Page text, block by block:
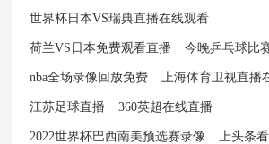
世界杯日本VS瑞典直播在线观看
荷兰VS日本免费观看直播 今晚乒乓球比
nba全场录像回放免费 上海体育卫视直播
江苏足球直播 360英超在线直播
2022世界杯巴西南美预选赛录像 上头条